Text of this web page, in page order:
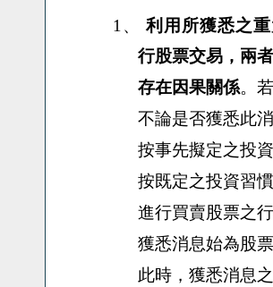
1、
利用所獲悉之
行股票交易，兩
存在因果關係。
不論是否獲悉此
按事先擬定之投
按既定之投資習
進行買賣股票之
獲悉消息始為股
此時，獲悉消息